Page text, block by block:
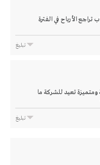
الأرباح في الفترة
تبليغ
ومتميزة تعيد للشركة ما
تبليغ